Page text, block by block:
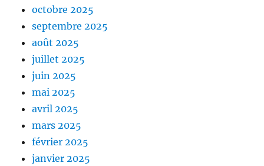
octobre 2025
septembre 2025
août 2025
juillet 2025
juin 2025
mai 2025
avril 2025
mars 2025
février 2025
janvier 2025